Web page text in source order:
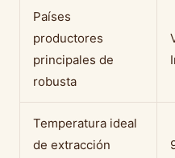
Países
productores
principales de
robusta
Temperatura ideal
de extracción